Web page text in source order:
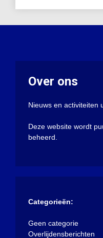
Over ons
Nieuws en activiteiten
Deze website wordt
beheerd.
Categorieën:
Geen categorie
Overlijdensberichten